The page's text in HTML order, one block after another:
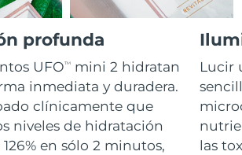
profunda
UFOTM
mini 2 hidratan
inmediata y duradera.
clínicamente que
niveles de hidratación
en sólo 2 minutos,
Lucir
las
healthy hair
PAP Entrega prevista8/12/26
Entrega prevista 8/11/26
Entrega prevista 8/13/26